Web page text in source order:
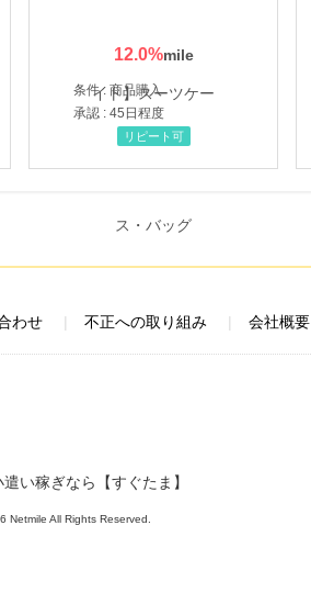
12.0%
条件 : 商品購入
承認 : 45日程度
リピート可
わせ 不正への取り組み 会社概要
い稼ぎなら【すぐたま】
Netmile All Rights Reserved.